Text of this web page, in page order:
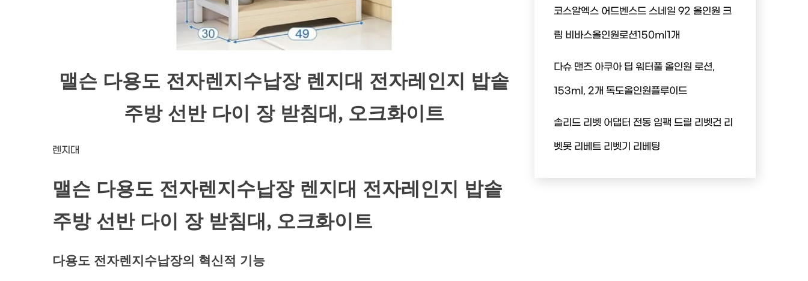
맬슨 다용도 전자렌지수납장 렌지대 전자레인지 밥솥
주방 선반 다이 장 받침대, 오크화이트
렌지대
맬슨 다용도 전자렌지수납장 렌지대 전자레인지 밥솥
주방 선반 다이 장 받침대, 오크화이트
다용도 전자렌지수납장의 혁신적 기능
코스알엑스 어드벤스드 스네일 92 올인원 크
림 비바스올인원로션150ml1개
다슈 맨즈 아쿠아 딥 워터풀 올인원 로션,
153ml, 2개 독도올인원플루이드
솔리드 리벳 어댑터 전동 임팩 드릴 리벳건 리
벳못 리베트 리벳기 리베팅